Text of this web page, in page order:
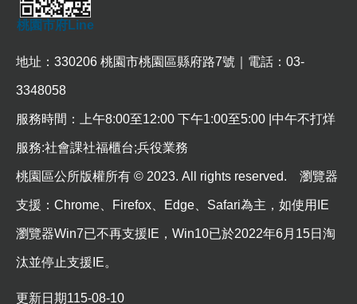
桃園市府Line
地址：330206 桃園市桃園區縣府路7號｜電話：03-
3348058
服務時間：上午8:00至12:00 下午1:00至5:00 |中午不打烊
服務:社會課社福櫃台;兵役業務
桃園區公所版權所有 © 2023. All rights reserved. 瀏覽器
支援：Chrome、Firefox、Edge、Safari為主，如使用IE
瀏覽器Win7已不再支援IE，Win10已於2022年6月15日淘
汰並停止支援IE。
更新日期115-08-10